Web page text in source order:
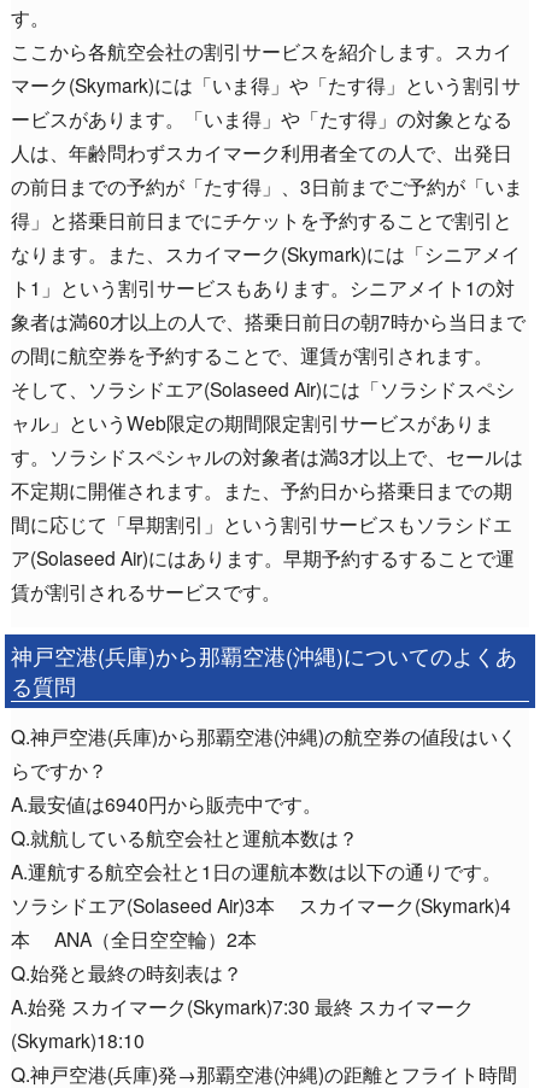
す。
ここから各航空会社の割引サービスを紹介します。スカイ
マーク(Skymark)には「いま得」や「たす得」という割引サ
ービスがあります。「いま得」や「たす得」の対象となる
人は、年齢問わずスカイマーク利用者全ての人で、出発日
の前日までの予約が「たす得」、3日前までご予約が「いま
得」と搭乗日前日までにチケットを予約することで割引と
なります。また、スカイマーク(Skymark)には「シニアメイ
ト1」という割引サービスもあります。シニアメイト1の対
象者は満60才以上の人で、搭乗日前日の朝7時から当日まで
の間に航空券を予約することで、運賃が割引されます。
そして、ソラシドエア(Solaseed Air)には「ソラシドスペシ
ャル」というWeb限定の期間限定割引サービスがありま
す。ソラシドスペシャルの対象者は満3才以上で、セールは
不定期に開催されます。また、予約日から搭乗日までの期
間に応じて「早期割引」という割引サービスもソラシドエ
ア(Solaseed Air)にはあります。早期予約するすることで運
賃が割引されるサービスです。
神戸空港(兵庫)から那覇空港(沖縄)についてのよくあ
る質問
Q.神戸空港(兵庫)から那覇空港(沖縄)の航空券の値段はいく
らですか？
A.最安値は6940円から販売中です。
Q.就航している航空会社と運航本数は？
A.運航する航空会社と1日の運航本数は以下の通りです。
ソラシドエア(Solaseed Air)3本 スカイマーク(Skymark)4
本 ANA（全日空空輪）2本
Q.始発と最終の時刻表は？
A.始発 スカイマーク(Skymark)7:30 最終 スカイマーク
(Skymark)18:10
Q.神戸空港(兵庫)発→那覇空港(沖縄)の距離とフライト時間